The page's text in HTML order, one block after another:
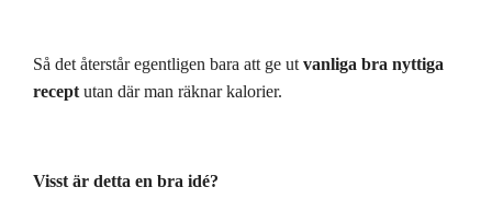
Så det återstår egentligen bara att ge ut vanliga bra nyttiga
recept utan där man räknar kalorier.
Visst är detta en bra idé?